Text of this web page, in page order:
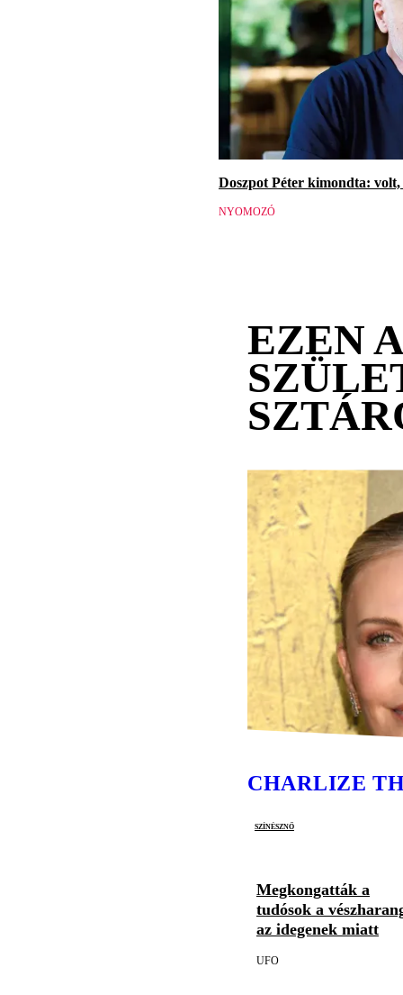
Doszpot Péter kimondta:
NYOMOZÓ
EZEN
CHARLIZE
színésznő
Megkongatták a
tudósok a
az idegenek miatt
UFO